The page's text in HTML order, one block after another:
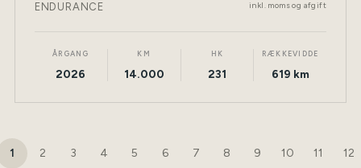
ENDURANCE inkl. moms og afgift
ÅRGANG
2026
KM
14.000
HK
231
RÆKKEVIDDE
619 km
1 2 3 4 5 6 7 8 9 10 11 12